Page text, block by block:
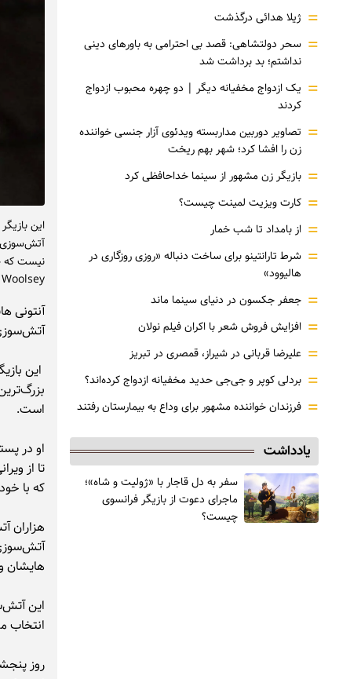
آتش‌سوزی
Woolsey نجات یافت، آتشی که خانه همسایه‌اش را نابود کرد.
آنتونی
است.
تا از
که با
هزاران
هایشان
این
انتخاب
روز
= ژیلا هدائی درگذشت
= سحر دولتشاهی: قصد بی احترامی به باورهای دینی
نداشتم؛ بد برداشت شد
= یک ازدواج مخفیانه دیگر | دو چهره محبوب ازدواج
کردند
= تصاویر دوربین مداربسته ویدئوی آزار جنسی خواننده
زن را افشا کرد؛ شهر بهم ریخت
= بازیگر زن مشهور از سینما خداحافظی کرد
= کارت ویزیت لمینت چیست؟
= از بامداد تا شب خمار
= شرط تارانتینو برای ساخت دنباله «روزی روزگاری در
هالیوود»
= جعفر جکسون در دنیای سینما ماند
= افزایش فروش شعر با اکران فیلم نولان
= علیرضا قربانی در شیراز، قمصری در تبریز
= بردلی کوپر و جی‌جی حدید مخفیانه ازدواج کرده‌اند؟
= فرزندان خواننده مشهور برای وداع به بیمارستان رفتند
یادداشت
سفر به دل قاجار با «ژولیت و شاه»؛
ماجرای دعوت از ‌بازیگر فرانسوی
چیست؟